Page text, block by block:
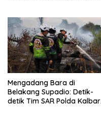
Mengadang Bara di
Belakang Supadio: Detik-
detik Tim SAR Polda Kalbar